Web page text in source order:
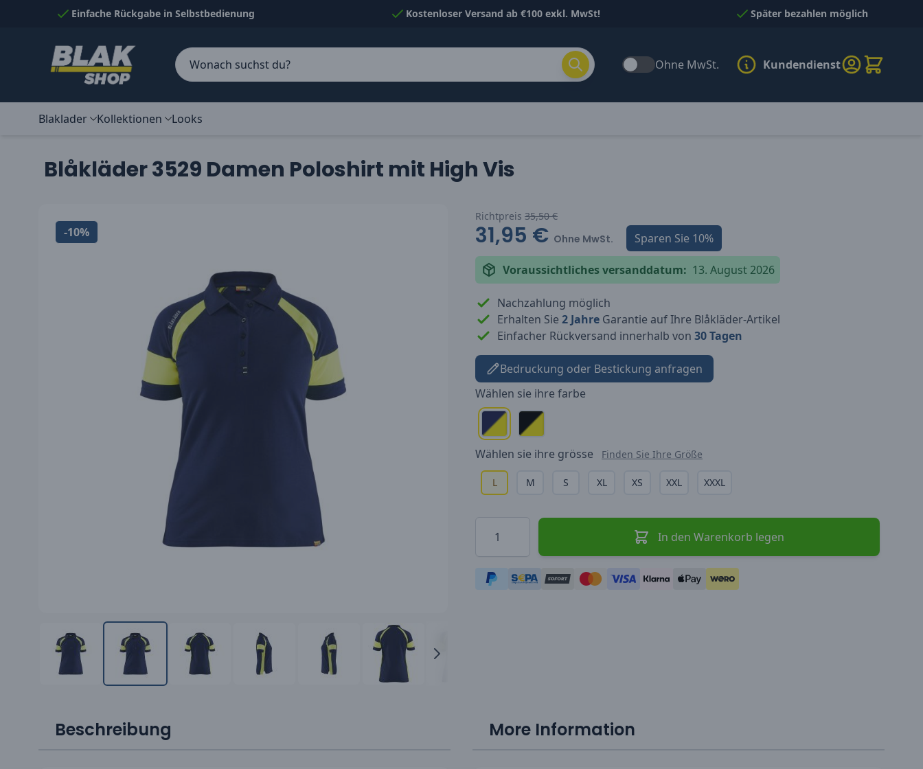
Skip to ContentEinfache Rückgabe in Selbstbedienung Kostenloser Versand ab €100 exkl. MwSt! Später bezahlen möglich
Ohne MwSt. Kundendienst
Blaklader Kollektionen Looks
Blåkläder 3529 Damen Poloshirt mit High Vis
-10%
Richtpreis 35,50 €
31,95 € Ohne MwSt. Sparen Sie 10%
Voraussichtliches versanddatum: 13. August 2026
Nachzahlung möglich
Erhalten Sie 2 Jahre Garantie auf Ihre Blåkläder-Artikel
Einfacher Rückversand innerhalb von 30 Tagen
Bedruckung oder Bestickung anfragen
Wählen sie ihre farbe
Wählen sie ihre grösse Finden Sie Ihre Größe
L M S XL XS XXL XXXL
In den Warenkorb legen
Beschreibung More Information